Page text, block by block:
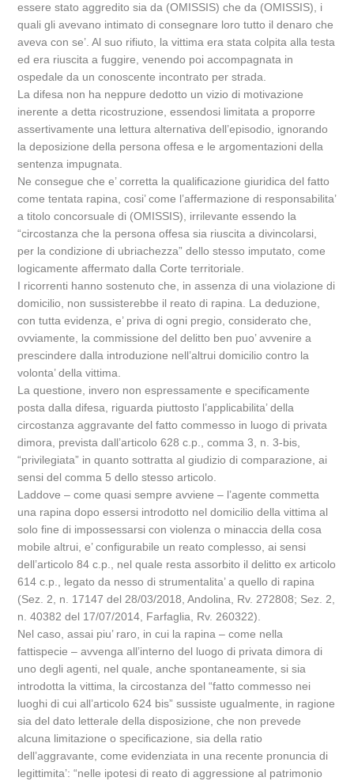
essere stato aggredito sia da (OMISSIS) che da (OMISSIS), i
quali gli avevano intimato di consegnare loro tutto il denaro che
aveva con se’. Al suo rifiuto, la vittima era stata colpita alla testa
ed era riuscita a fuggire, venendo poi accompagnata in
ospedale da un conoscente incontrato per strada.
La difesa non ha neppure dedotto un vizio di motivazione
inerente a detta ricostruzione, essendosi limitata a proporre
assertivamente una lettura alternativa dell’episodio, ignorando
la deposizione della persona offesa e le argomentazioni della
sentenza impugnata.
Ne consegue che e’ corretta la qualificazione giuridica del fatto
come tentata rapina, cosi’ come l’affermazione di responsabilita’
a titolo concorsuale di (OMISSIS), irrilevante essendo la
“circostanza che la persona offesa sia riuscita a divincolarsi,
per la condizione di ubriachezza” dello stesso imputato, come
logicamente affermato dalla Corte territoriale.
I ricorrenti hanno sostenuto che, in assenza di una violazione di
domicilio, non sussisterebbe il reato di rapina. La deduzione,
con tutta evidenza, e’ priva di ogni pregio, considerato che,
ovviamente, la commissione del delitto ben puo’ avvenire a
prescindere dalla introduzione nell’altrui domicilio contro la
volonta’ della vittima.
La questione, invero non espressamente e specificamente
posta dalla difesa, riguarda piuttosto l’applicabilita’ della
circostanza aggravante del fatto commesso in luogo di privata
dimora, prevista dall’articolo 628 c.p., comma 3, n. 3-bis,
“privilegiata” in quanto sottratta al giudizio di comparazione, ai
sensi del comma 5 dello stesso articolo.
Laddove – come quasi sempre avviene – l’agente commetta
una rapina dopo essersi introdotto nel domicilio della vittima al
solo fine di impossessarsi con violenza o minaccia della cosa
mobile altrui, e’ configurabile un reato complesso, ai sensi
dell’articolo 84 c.p., nel quale resta assorbito il delitto ex articolo
614 c.p., legato da nesso di strumentalita’ a quello di rapina
(Sez. 2, n. 17147 del 28/03/2018, Andolina, Rv. 272808; Sez. 2,
n. 40382 del 17/07/2014, Farfaglia, Rv. 260322).
Nel caso, assai piu’ raro, in cui la rapina – come nella
fattispecie – avvenga all’interno del luogo di privata dimora di
uno degli agenti, nel quale, anche spontaneamente, si sia
introdotta la vittima, la circostanza del “fatto commesso nei
luoghi di cui all’articolo 624 bis” sussiste ugualmente, in ragione
sia del dato letterale della disposizione, che non prevede
alcuna limitazione o specificazione, sia della ratio
dell’aggravante, come evidenziata in una recente pronuncia di
legittimita’: “nelle ipotesi di reato di aggressione al patrimonio